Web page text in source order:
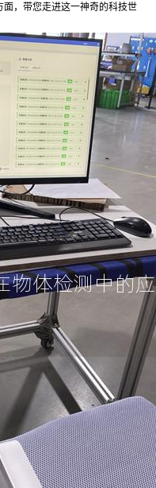
，带您走进这一神奇的科技世